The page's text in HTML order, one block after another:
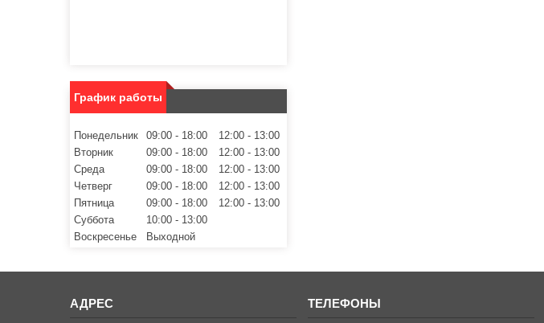
График работы
Понедельник 09:00 18:00 12:00
13:00
Вторник
09:00 18:00 12:00
13:00
Среда
09:00 18:00 12:00
13:00
Четверг
09:00 18:00 12:00
13:00
Пятница
09:00 18:00 12:00
13:00
Суббота
10:00
13:00
Воскресенье
Выходной